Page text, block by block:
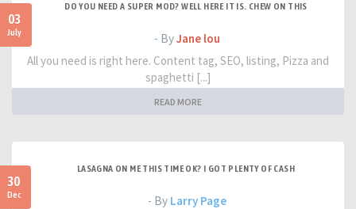
03
July
DO YOU NEED A SUPER MOD? WELL HERE IT IS. CHEW ON THIS
- ByJane lou
All you need is right here. Content tag, SEO, listing, Pizza and
spaghetti [...]
READ MORE
30
Dec
LASAGNA ON ME THIS TIME OK? I GOT PLENTY OF CASH
- By Larry Page